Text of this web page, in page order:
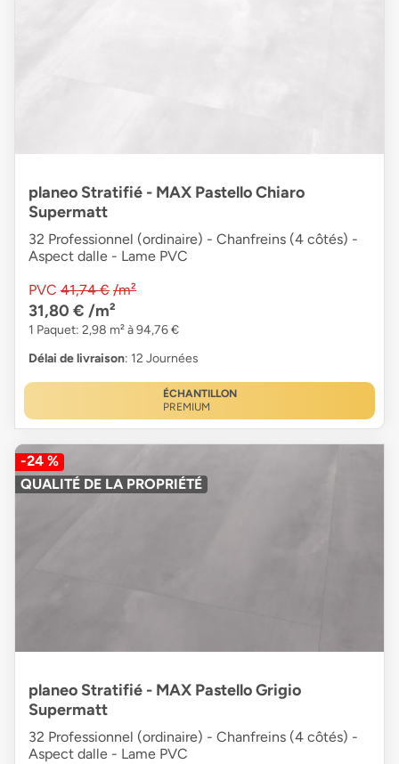
planeo Stratifié - MAX Pastello Chiaro
Supermatt
32 Professionnel (ordinaire) - Chanfreins (4 côtés) -
Aspect dalle - Lame PVC
PVC 41,74 € /m²
31,80 € /m²
1 Paquet: 2,98 m² à 94,76 €
Délai de livraison: 12 Journées
ÉCHANTILLON
PREMIUM
-24 %
QUALITÉ DE LA PROPRIÉTÉ
planeo Stratifié - MAX Pastello Grigio
Supermatt
32 Professionnel (ordinaire) - Chanfreins (4 côtés) -
Aspect dalle - Lame PVC